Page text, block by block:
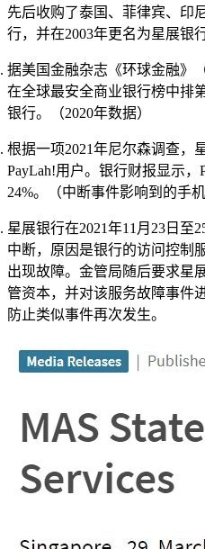
先后收购了泰国、菲律宾、印
行，并在2003年更名为星展银行
据美国金融杂志《环球金融》
在全球最安全商业银行榜中排
银行。（2020年数据）
根据一项2021年尼尔森调查，
PayLah!用户。银行财报显示
24%。（中断事件影响到的手
星展银行在2021年11月23日至
中断，原因是银行的访问控制服
出现故障。金管局随后要求星
管资本，并对该服务故障事件
防止类似事件再次发生。